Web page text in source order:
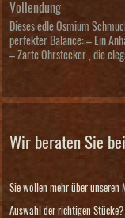
Vollendung
Dieses edle Osmium
perfekter Balance: – Ein
– Zarte Ohrstecker , die
Wir beraten Sie
Sie wollen mehr über unseren
Auswahl der richtigen